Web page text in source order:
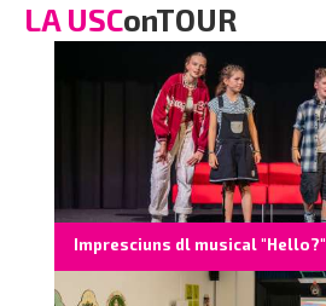
LA USConTOUR
Impresciuns dl musical "Hello?"